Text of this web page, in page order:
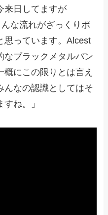
来日してますが
な流れがざっくりポ
思っています。Alcest
なブラックメタルバン
概にこの限りとは言え
んなの認識としてはそ
ね。」